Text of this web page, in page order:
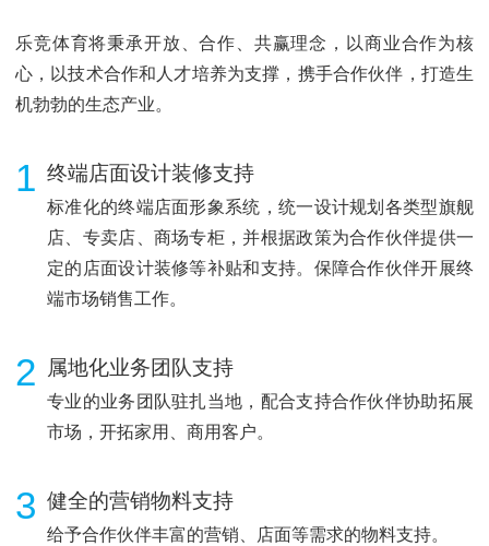
乐竞体育将秉承开放、合作、共赢理念，以商业合作为核
心，以技术合作和人才培养为支撑，携手合作伙伴，打造生
机勃勃的生态产业。
1 终端店面设计装修支持
标准化的终端店面形象系统，统一设计规划各类型旗舰
店、专卖店、商场专柜，并根据政策为合作伙伴提供一
定的店面设计装修等补贴和支持。保障合作伙伴开展终
端市场销售工作。
2 属地化业务团队支持
专业的业务团队驻扎当地，配合支持合作伙伴协助拓展
市场，开拓家用、商用客户。
3 健全的营销物料支持
给予合作伙伴丰富的营销、店面等需求的物料支持。